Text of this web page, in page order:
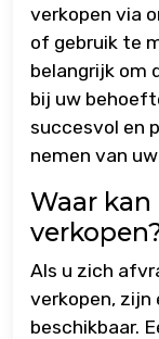
verkopen via
of gebruik te
belangrijk om
bij uw
succesvol en
nemen van
Waar
Als u zich
verkopen, zijn
beschikbaar.